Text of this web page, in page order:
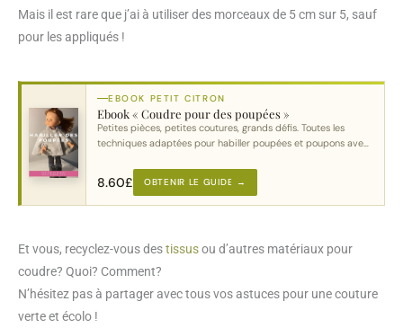
Mais il est rare que j’ai à utiliser des morceaux de 5 cm sur 5, sauf
pour les appliqués !
EBOOK PETIT CITRON
Ebook « Coudre pour des poupées »
Petites pièces, petites coutures, grands défis. Toutes les
techniques adaptées pour habiller poupées et poupons avec
8.60£ OBTENIR LE GUIDE →
Et vous, recyclez-vous destissusou d’autres matériaux pour
coudre? Quoi? Comment?
N’hésitez pas à partager avec tous vos astuces pour une couture
verte et écolo !